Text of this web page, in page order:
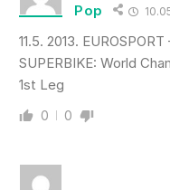
Pop
11.5. 2013. EUROSPORT
SUPERBIKE: World
1st Leg
0 0